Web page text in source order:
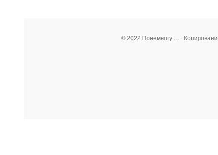
© 2022 Понемногу … ·